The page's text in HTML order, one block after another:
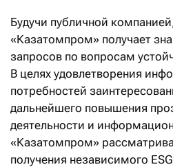
Будучи публичной
«Казатомпром» получает
запросов по вопросам
В целях удовлетворения
потребностей
дальнейшего повышения
деятельности и
«Казатомпром»
получения независимого